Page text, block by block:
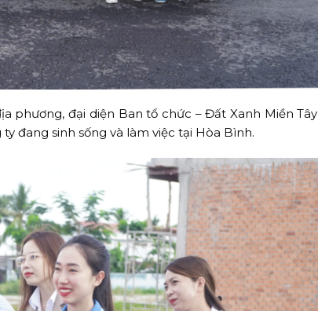
phương, đại diện Ban tổ chức – Đất Xanh Miền Tây
đang sinh sống và làm việc tại Hòa Bình.